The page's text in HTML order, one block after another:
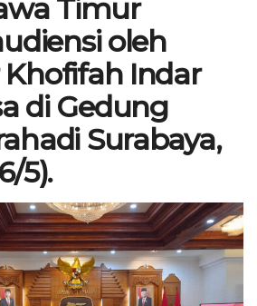
Timur
oleh
Indar
di Gedung
Surabaya,
5).